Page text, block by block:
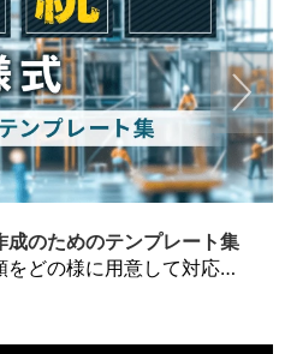
のためのテンプレート集
建設工事に関わる安全書類をどの様に用意して対応するか？関連書式テンプレートから書き方の注意点などの役立つコラムをbizoceanがお届けします。